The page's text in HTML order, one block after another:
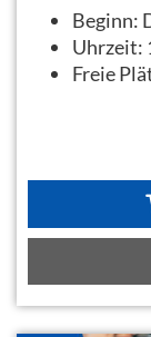
Beginn:
Uhrzeit:
Freie